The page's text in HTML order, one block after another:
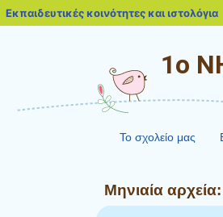
1ο
Το σχολείο μας
Μηνιαία αρχεία:
Εκπαιδευτικές κοινότητες και ιστολόγια